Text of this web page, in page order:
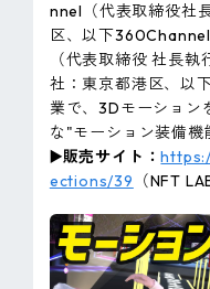
nnel（代表取締役社
区、以下
（代表取締役 社長
社：東京都港区、以
業で、3Dモーション
な"モーション装備機
▶️販売サイト：
ections/39
（NFT